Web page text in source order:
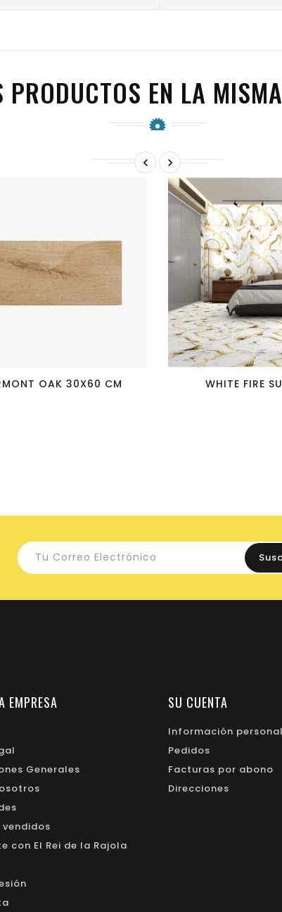
EN LA
 
OAK 30X60 CM
favorite_border visibility
WHITE FIRE
EMPRESA
Generales
vendidos
con El Rei de la Rajola
SU CUENTA
Información personal
Pedidos
Facturas por abono
Direcciones